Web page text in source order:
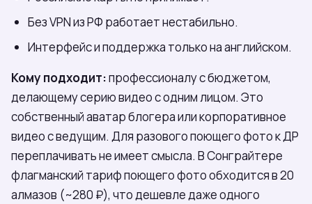
Без VPN из РФ работает нестабильно.
Интерфейс и поддержка только на английском.
Кому подходит:профессионалу с бюджетом,
делающему серию видео с одним лицом. Это
собственный аватар блогера или корпоративное
видео с ведущим. Для разового поющего фото к ДР
переплачивать не имеет смысла. В Сонграйтере
флагманский тариф поющего фото обходится в 20
алмазов (~280 ₽), что дешевле даже одного